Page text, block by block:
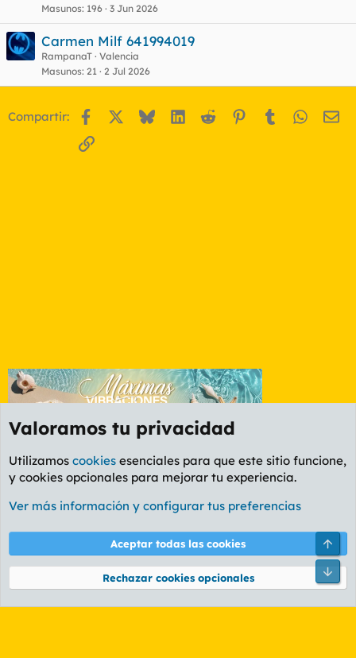
Masunos 196 3 Jun 2026
Carmen Milf 641994019
RampanaT Valencia
Masunos 21 2 Jul 2026
Compartir: Facebook BlueskyLinkedIn
Reddit Pinterest
Tumblr
Enlace
Foro General
Cookies
PL OLDSTYLE AMARILLO
Términos y reglas Política de privacidad Ayuda
Community platform by XenForo® © 2010-2026 XenForo Ltd.
Valoramos tu privacidad
Utilizamos cookies esenciales para que este sitio funcione,
y cookies opcionales para mejorar tu experiencia.
Ver más información y configurar tus preferencias
Aceptar todas las cookies
Rechazar cookies opcionales
Pie